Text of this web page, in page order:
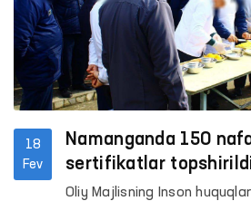
18
Fev
Namanganda 150
sertifikatlar
Oliy Majlisning Inson